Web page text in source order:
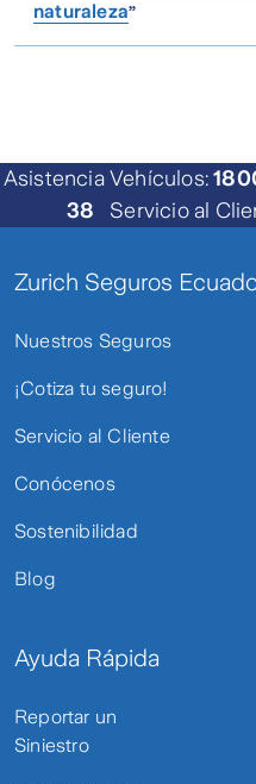
naturaleza”
Asistencia Vehículos:
38 Servicio al
Zurich Seguros
Nuestros Seguros
¡Cotiza tu seguro!
Servicio al Cliente
Conócenos
Sostenibilidad
Blog
Ayuda Rápida
Reportar un
Siniestro